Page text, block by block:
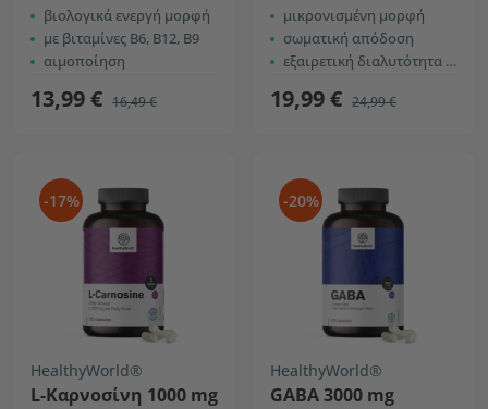
βιολογικά ενεργή μορφή
με βιταμίνες B6, B12, B9
αιμοποίηση
13,99 € 16,49 €
μικρονισμένη μορφή
σωματική απόδοση
εξαιρετική διαλυτότητα στο νερό
19,99 € 24,99 €
-17%
HealthyWorld®
L-Καρνοσίνη 1000 mg
-20%
HealthyWorld®
GABA 3000 mg